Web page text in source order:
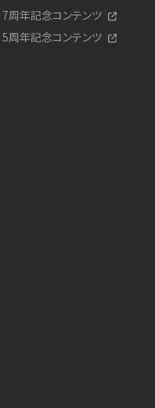
7周年記念コンテンツ
5周年記念コンテンツ